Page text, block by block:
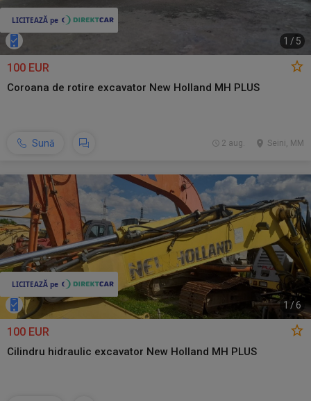
1 / 5
100 EUR
Coroana de rotire excavator New Holland MH PLUS
Sună Seini, MM
2 aug.
1 /6
100 EUR
Cilindru hidraulic excavator New Holland MH PLUS